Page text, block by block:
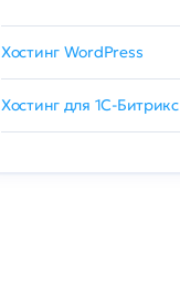
Хостинг WordPress
Хостинг для 1C-Битрикс